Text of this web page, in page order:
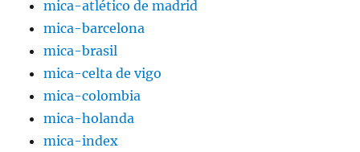
mica-atlético de madrid
mica-barcelona
mica-brasil
mica-celta de vigo
mica-colombia
mica-holanda
mica-index